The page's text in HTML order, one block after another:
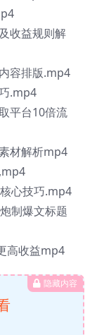
收益规则解
容排版.mp4
.mp4
平台10倍流
材解析mp4
心技巧.mp4
制爆文标题
高收益mp4
隐藏内容